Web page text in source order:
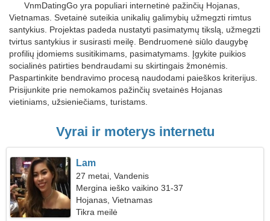
VnmDatingGo yra populiari internetinė pažinčių Hojanas,
Vietnamas. Svetainė suteikia unikalių galimybių užmegzti rimtus
santykius. Projektas padeda nustatyti pasimatymų tikslą, užmegzti
tvirtus santykius ir susirasti meilę. Bendruomenė siūlo daugybę
profilių įdomiems susitikimams, pasimatymams. Įgykite puikios
socialinės patirties bendraudami su skirtingais žmonėmis.
Paspartinkite bendravimo procesą naudodami paieškos kriterijus.
Prisijunkite prie nemokamos pažinčių svetainės Hojanas
vietiniams, užsieniečiams, turistams.
Vyrai ir moterys internetu
Lam
27 metai, Vandenis
Mergina ieško vaikino 31-37
Hojanas, Vietnamas
Tikra meilė